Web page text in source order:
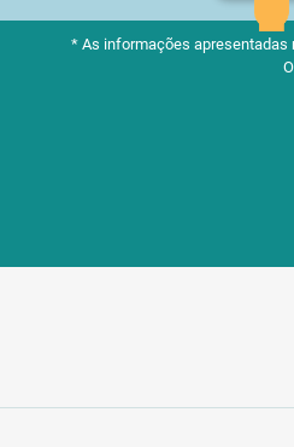
* As informações apresentadas